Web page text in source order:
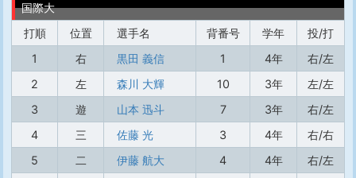
国際大
打順
位置 選手名 背番号 学年
投/打
1
右 黒田 義信 1 4年
右/左
2
左 森川 大輝 10 3年
左/左
3
遊 山本 迅斗 7 3年
右/左
4
三 佐藤 光 3 4年
右/右
5
二 伊藤 航大 4 4年
右/左